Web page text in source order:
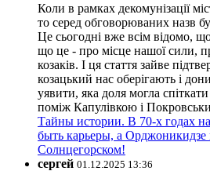
Коли в рамках декомунізації
то серед обговорюваних назв
Це сьогодні вже всім відомо,
що це - про місце нашої сили,
козаків. І ця стаття зайве
козацький нас оберігають і
уявити, яка доля могла
поміж Капулівкою і
Тайны истории. В 70-х годах
быть карьеры, а Орджоникидзе
Солнцегорском!
сергей 01.12.2025 13:36